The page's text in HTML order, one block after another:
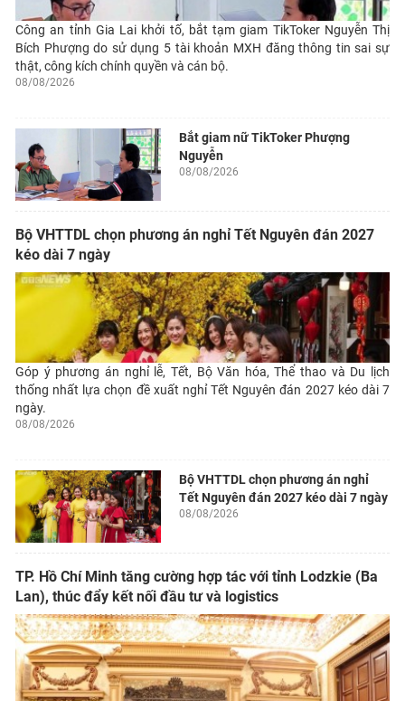
Công an tỉnh Gia Lai khởi tố, bắt tạm giam TikToker Nguyễn Thị
Bích Phượng do sử dụng 5 tài khoản MXH đăng thông tin sai sự
thật, công kích chính quyền và cán bộ.
08/08/2026
Bắt giam nữ TikToker Phượng
Nguyễn
08/08/2026
Bộ VHTTDL chọn phương án nghỉ Tết Nguyên đán 2027
kéo dài 7 ngày
Góp ý phương án nghỉ lễ, Tết, Bộ Văn hóa, Thể thao và Du lịch
thống nhất lựa chọn đề xuất nghỉ Tết Nguyên đán 2027 kéo dài 7
ngày.
08/08/2026
Bộ VHTTDL chọn phương án nghỉ
Tết Nguyên đán 2027 kéo dài 7 ngày
08/08/2026
TP. Hồ Chí Minh tăng cường hợp tác với tỉnh Lodzkie (Ba
Lan), thúc đẩy kết nối đầu tư và logistics